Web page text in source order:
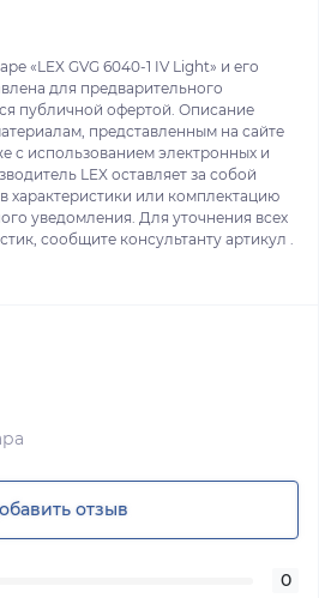
«LEX GVG 6040-1 IV Light» и его
для предварительного
публичной офертой. Описание
представленным на сайте
с использованием электронных и
LEX оставляет за собой
характеристики или комплектацию
уведомления. Для уточнения всех
сообщите консультанту артикул .
отзыв
0